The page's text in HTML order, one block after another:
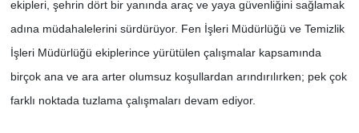
ekipleri, şehrin dört bir yanında araç ve yaya güvenliğini sağlamak
adına müdahalelerini sürdürüyor. Fen İşleri Müdürlüğü ve Temizlik
İşleri Müdürlüğü ekiplerince yürütülen çalışmalar kapsamında
birçok ana ve ara arter olumsuz koşullardan arındırılırken; pek çok
farklı noktada tuzlama çalışmaları devam ediyor.
ÖZEL HABER
POLİTİKA